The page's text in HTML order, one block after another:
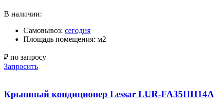
В наличии:
Самовывоз: сегодня
Площадь помещения: м2
₽ по запросу
Запросить
Крышный кондиционер Lessar LUR-FA35HH14A